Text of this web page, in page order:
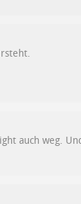
auch weg.